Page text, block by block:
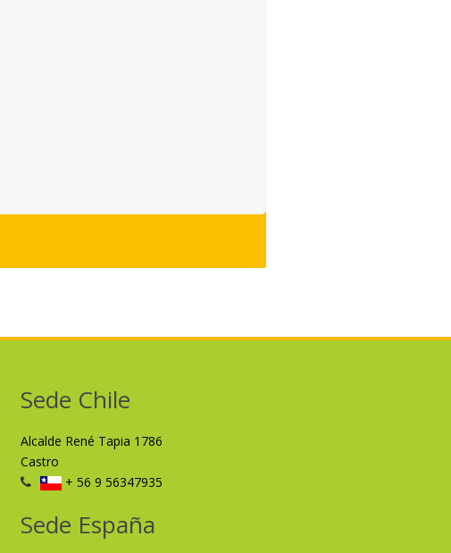
Sede Chile
Alcalde René Tapia 1786
Castro
+ 56 9 56347935
Sede España